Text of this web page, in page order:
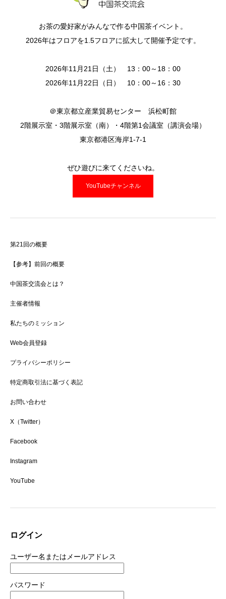
お茶の愛好家がみんなで作る中国茶イベント。
2026年はフロアを1.5フロアに拡大して開催予定です。
2026年11月21日（土） 13：00～18：00
2026年11月22日（日） 10：00～16：30
＠東京都立産業貿易センター 浜松町館
2階展示室・3階展示室（南）・4階第1会議室（講演会場）
東京都港区海岸1-7-1
ぜひ遊びに来てくださいね。
YouTubeチャンネル
第21回の概要
【参考】前回の概要
中国茶交流会とは？
主催者情報
私たちのミッション
Web会員登録
プライバシーポリシー
特定商取引法に基づく表記
お問い合わせ
X（Twitter）
Facebook
Instagram
YouTube
ログイン
ユーザー名またはメールアドレス
パスワード